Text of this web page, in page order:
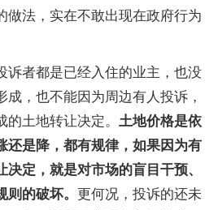
做法，实在不敢出现在政府行为
诉者都是已经入住的业主，也没
成，也不能因为周边有人投诉，
土地转让决定。 土地价格是依
还是降，都有规律，如果因为有
决定，就是对市场的盲目干预、
的破坏。 更何况，投诉的还未